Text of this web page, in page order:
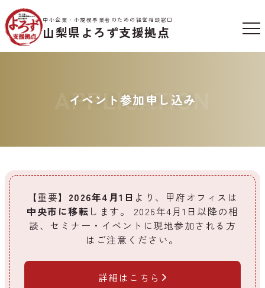
中小企業・小規模事業者のための経営相談窓口
山梨県よろず支援拠点
イベント参加申し込み
APPLICATION
【重要】 2026年4月1日 より、甲府オフィスは
中央市に移転 します。 2026年4月1日以降の相
談、セミナー・イベントに現地参加される方
はご注意ください。
詳細はこちら